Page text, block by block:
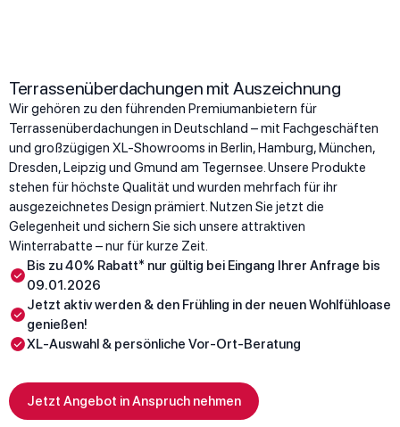
Terrassenüberdachungen mit Auszeichnung
Wir gehören zu den führenden Premiumanbietern für
Terrassenüberdachungen in Deutschland – mit Fachgeschäften
und großzügigen XL-Showrooms in Berlin, Hamburg, München,
Dresden, Leipzig und Gmund am Tegernsee. Unsere Produkte
stehen für höchste Qualität und wurden mehrfach für ihr
ausgezeichnetes Design prämiert. Nutzen Sie jetzt die
Gelegenheit und sichern Sie sich unsere attraktiven
Winterrabatte – nur für kurze Zeit.
Bis zu 40% Rabatt* nur gültig bei Eingang Ihrer Anfrage bis
09.01.2026
Jetzt aktiv werden & den Frühling in der neuen Wohlfühloase
genießen!
XL-Auswahl & persönliche Vor-Ort-Beratung
Jetzt Angebot in Anspruch nehmen